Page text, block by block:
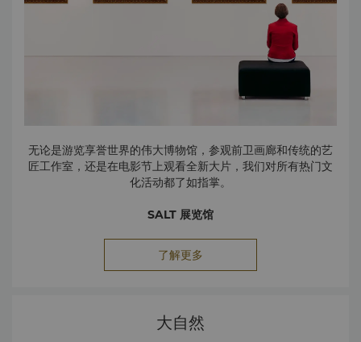
卡德柯伊区（Kadıköy Area，乘渡轮抵达）
卡德柯伊遍布着数百家酒吧、咖啡馆、餐厅和商店，是感受都
市活力的理想之地。在香格里拉酒店门前的码头乘坐历史悠久
的卡德柯伊渡轮即可前往此地区，沿途还可欣赏博斯普鲁斯海
装秀和展览等各种活动而备受瞩目。
狄奥多西蓄水池 (Theodosius Cistern)
建筑位于历史街区的中心地带。
加拉达塔 (Galata Tower)
托普卡帕宫 (Topkapı Palace)
这座宫殿拥有悠久的历史，各处细节精美绝伦，如今已改造成
无论是游览享誉世界的伟大博物馆，参观前卫画廊和传统的艺
匠工作室，还是在电影节上观看全新大片，我们对所有热门文
化活动都了如指掌。
SALT 展览馆
会等精彩纷呈的活动外，还创办研究性展览、出版物、在线活
动及数字化项目。
作为一个活跃、秉承可持续发展理念的文化中心，Arter 艺术
博物馆持续举办各种形式和学科的当代艺术庆典，利用全新设
了解更多
大自然